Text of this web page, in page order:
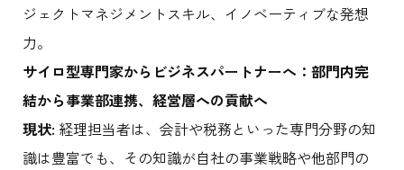
ジェクトマネジメントスキル、イノベーティブな発想
力。
サイロ型専門家からビジネスパートナーへ：部門内完
結から事業部連携、経営層への貢献へ
現状: 経理担当者は、会計や税務といった専門分野の知
識は豊富でも、その知識が自社の事業戦略や他部門の